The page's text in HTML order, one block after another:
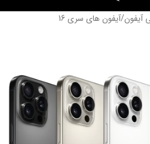
آیفون/آیفون های سری 16